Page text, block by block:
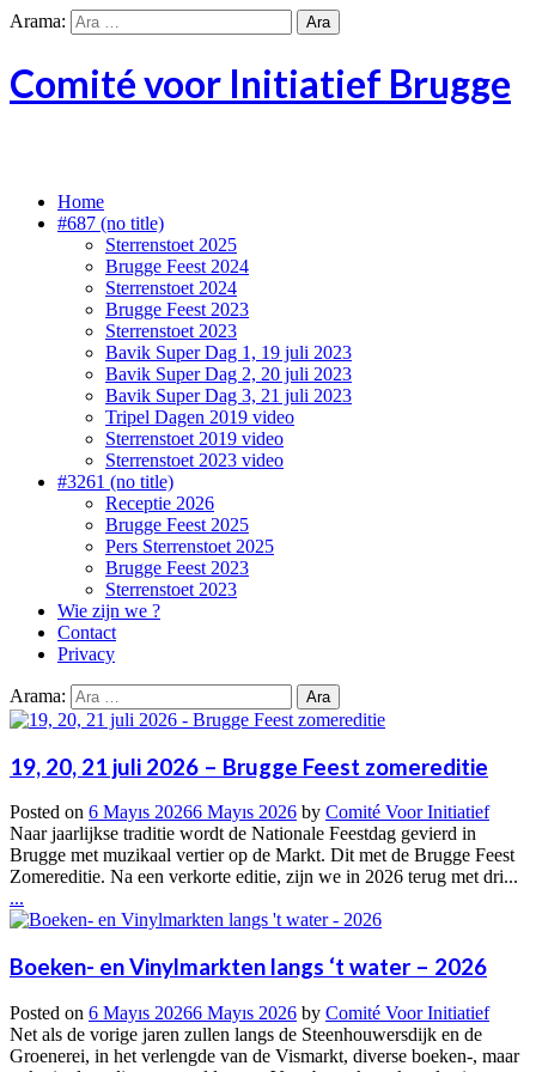
Arama:
Comité voor Initiatief Brugge
Home
#687 (no title)
Sterrenstoet 2025
Brugge Feest 2024
Sterrenstoet 2024
Brugge Feest 2023
Sterrenstoet 2023
Bavik Super Dag 1, 19 juli 2023
Bavik Super Dag 2, 20 juli 2023
Bavik Super Dag 3, 21 juli 2023
Tripel Dagen 2019 video
Sterrenstoet 2019 video
Sterrenstoet 2023 video
#3261 (no title)
Receptie 2026
Brugge Feest 2025
Pers Sterrenstoet 2025
Brugge Feest 2023
Sterrenstoet 2023
Wie zijn we ?
Contact
Privacy
Arama:
19, 20, 21 juli 2026 – Brugge Feest zomereditie
Posted on 6 Mayıs 20266 Mayıs 2026 by Comité Voor Initiatief
Naar jaarlijkse traditie wordt de Nationale Feestdag gevierd in
Brugge met muzikaal vertier op de Markt. Dit met de Brugge Feest
Zomereditie. Na een verkorte editie, zijn we in 2026 terug met dri...
...
Boeken- en Vinylmarkten langs ‘t water – 2026
Posted on 6 Mayıs 20266 Mayıs 2026 by Comité Voor Initiatief
Net als de vorige jaren zullen langs de Steenhouwersdijk en de
Groenerei, in het verlengde van de Vismarkt, diverse boeken-, maar